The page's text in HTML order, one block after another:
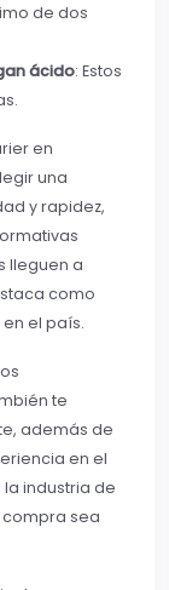
de dos
ácido: Estos
en
una
y rapidez,
lleguen a
como
el país.
te
además de
en el
industria de
sea